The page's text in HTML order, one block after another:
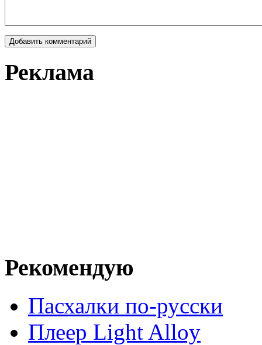
Реклама
Рекомендую
Пасхалки по-русски
Плеер Light Alloy